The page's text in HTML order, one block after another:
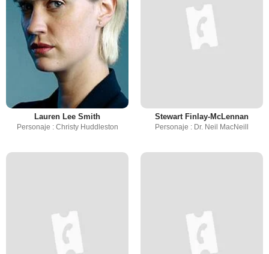
Lauren Lee Smith
Personaje : Christy Huddleston
Stewart Finlay-McLennan
Personaje : Dr. Neil MacNeill